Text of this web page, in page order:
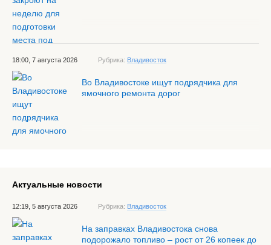
18:00, 7 августа 2026 Рубрика: Владивосток
Во Владивостоке ищут подрядчика для
ямочного ремонта дорог
Актуальные новости
12:19, 5 августа 2026 Рубрика: Владивосток
На заправках Владивостока снова
подорожало топливо – рост от 26 копеек до